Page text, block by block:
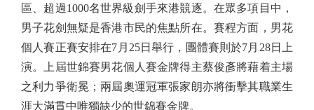
區、超過1000名世界級劍手來港競逐。在眾多項目中，
男子花劍無疑是香港市民的焦點所在。賽程方面，男花
個人賽正賽安排在7月25日舉行，團體賽則於7月28日上
演。上屆世錦賽男花個人賽金牌得主蔡俊彥將藉着主場
之利力爭衛冕；兩屆奧運冠軍張家朗亦將衝擊其職業生
涯大滿貫中唯獨缺少的世錦賽金牌。